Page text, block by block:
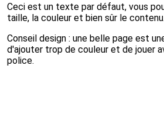
Ceci est un texte par défaut, vous
taille, la couleur et bien sûr le contenu.
Conseil design : une belle page est
d'ajouter trop de couleur et de jouer
police.